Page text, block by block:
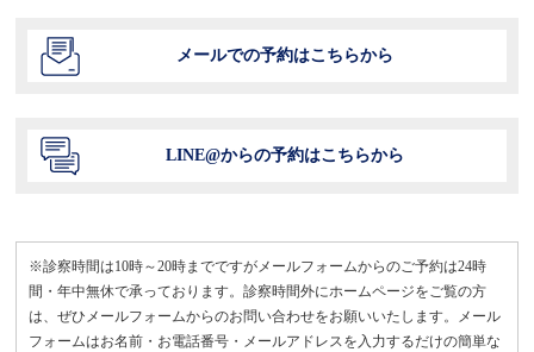
メールでの予約はこちらから
LINE@からの予約はこちらから
※診察時間は10時～20時までですがメールフォームからのご予約は24時
間・年中無休で承っております。診察時間外にホームページをご覧の方
は、ぜひメールフォームからのお問い合わせをお願いいたします。メール
フォームはお名前・お電話番号・メールアドレスを入力するだけの簡単な